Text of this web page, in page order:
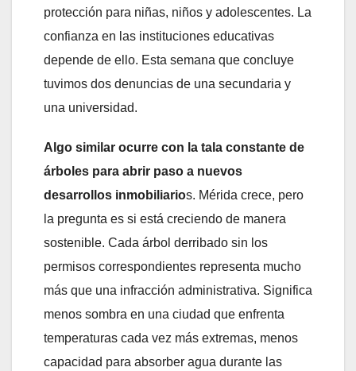
protección para niñas, niños y adolescentes. La
confianza en las instituciones educativas
depende de ello. Esta semana que concluye
tuvimos dos denuncias de una secundaria y
una universidad.
Algo similar ocurre con la tala constante de
árboles para abrir paso a nuevos
desarrollos inmobiliarios. Mérida crece, pero
la pregunta es si está creciendo de manera
sostenible. Cada árbol derribado sin los
permisos correspondientes representa mucho
más que una infracción administrativa. Significa
menos sombra en una ciudad que enfrenta
temperaturas cada vez más extremas, menos
capacidad para absorber agua durante las